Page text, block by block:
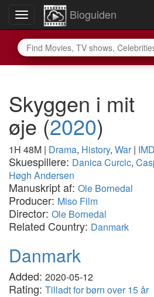
Toggle
navigation
Bioguiden
Skyggen i mit
øje(2020)
1H 48M | Drama, History, War|
Skuespillere: Danica Curcic,
Høgh Andersen
Manuskript af: Ole Bornedal
Producer: Miso Film
Director: Ole Bornedal
Related Country: Danmark
Danmark
Added: 2020-05-12
Rating: Tilladt for børn over 15 år